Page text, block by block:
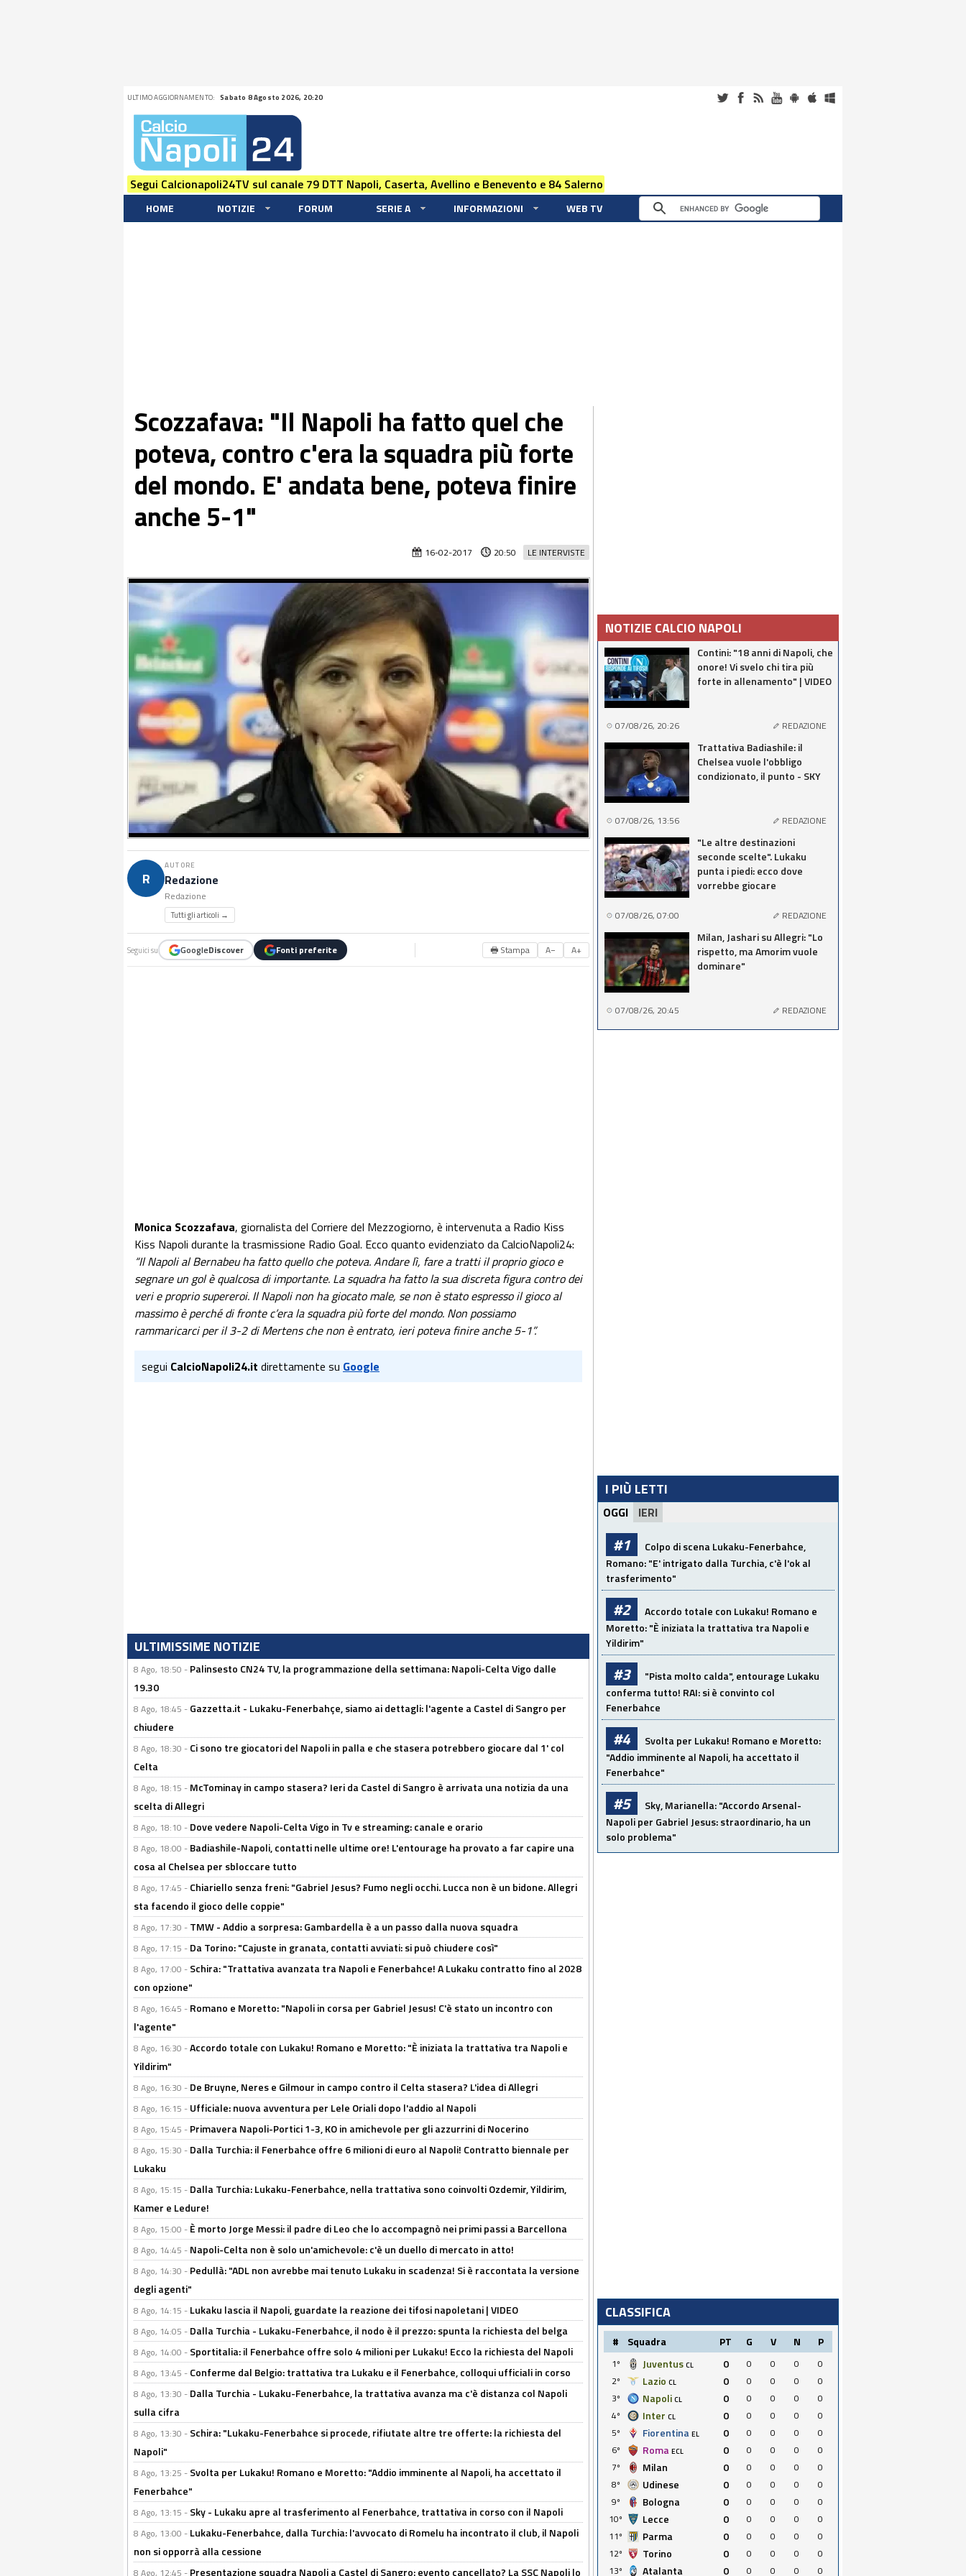
ULTIMO AGGIORNAMENTO: Sabato 8 Agosto 2026, 20:20
Segui Calcionapoli24TV sul canale 79 DTT Napoli, Caserta, Avellino e Benevento e 84 Salerno
HOME NOTIZIE FORUM SERIE A INFORMAZIONI WEB TV
Scozzafava: "Il Napoli ha fatto quel che
poteva, contro c'era la squadra più forte
del mondo. E' andata bene, poteva finire
anche 5-1"
LE INTERVISTE
16-02-2017 20:50
R
AUTORE
Redazione
Redazione
Tutti gli articoli →
Seguici su GoogleDiscover Fonti preferite 🖶 Stampa A− A+
Monica Scozzafava, giornalista del Corriere del Mezzogiorno, è intervenuta a Radio Kiss
Kiss Napoli durante la trasmissione Radio Goal. Ecco quanto evidenziato da CalcioNapoli24:
“Il Napoli al Bernabeu ha fatto quello che poteva. Andare lì, fare a tratti il proprio gioco e
segnare un gol è qualcosa di importante. La squadra ha fatto la sua discreta figura contro dei
veri e proprio supereroi. Il Napoli non ha giocato male, se non è stato espresso il gioco al
massimo è perché di fronte c’era la squadra più forte del mondo. Non possiamo
rammaricarci per il 3-2 di Mertens che non è entrato, ieri poteva finire anche 5-1”.
segui CalcioNapoli24.it direttamente su Google
ULTIMISSIME NOTIZIE
8 Ago, 18:50 - Palinsesto CN24 TV, la programmazione della settimana: Napoli-Celta Vigo dalle
19.30
8 Ago, 18:45 - Gazzetta.it - Lukaku-Fenerbahçe, siamo ai dettagli: l'agente a Castel di Sangro per
chiudere
8 Ago, 18:30 - Ci sono tre giocatori del Napoli in palla e che stasera potrebbero giocare dal 1' col
Celta
8 Ago, 18:15 - McTominay in campo stasera? Ieri da Castel di Sangro è arrivata una notizia da una
scelta di Allegri
8 Ago, 18:10 - Dove vedere Napoli-Celta Vigo in Tv e streaming: canale e orario
8 Ago, 18:00 - Badiashile-Napoli, contatti nelle ultime ore! L'entourage ha provato a far capire una
cosa al Chelsea per sbloccare tutto
8 Ago, 17:45 - Chiariello senza freni: "Gabriel Jesus? Fumo negli occhi. Lucca non è un bidone. Allegri
sta facendo il gioco delle coppie"
8 Ago, 17:30 - TMW - Addio a sorpresa: Gambardella è a un passo dalla nuova squadra
8 Ago, 17:15 - Da Torino: "Cajuste in granata, contatti avviati: si può chiudere così"
8 Ago, 17:00 - Schira: "Trattativa avanzata tra Napoli e Fenerbahce! A Lukaku contratto fino al 2028
con opzione"
8 Ago, 16:45 - Romano e Moretto: "Napoli in corsa per Gabriel Jesus! C'è stato un incontro con
l'agente"
8 Ago, 16:30 -Accordo totale con Lukaku! Romano e Moretto: "È iniziata la trattativa tra Napoli e
Yildirim"
8 Ago, 16:30 - De Bruyne, Neres e Gilmour in campo contro il Celta stasera? L'idea di Allegri
8 Ago, 16:15 - Ufficiale: nuova avventura per Lele Oriali dopo l'addio al Napoli
8 Ago, 15:45 - Primavera Napoli-Portici 1-3, KO in amichevole per gli azzurrini di Nocerino
8 Ago, 15:30 - Dalla Turchia: il Fenerbahce offre 6 milioni di euro al Napoli! Contratto biennale per
Lukaku
8 Ago, 15:15 - Dalla Turchia: Lukaku-Fenerbahce, nella trattativa sono coinvolti Ozdemir, Yildirim,
Kamer e Ledure!
8 Ago, 15:00 - È morto Jorge Messi: il padre di Leo che lo accompagnò nei primi passi a Barcellona
8 Ago, 14:45 - Napoli-Celta non è solo un'amichevole: c'è un duello di mercato in atto!
8 Ago, 14:30 - Pedullà: "ADL non avrebbe mai tenuto Lukaku in scadenza! Si è raccontata la versione
degli agenti"
8 Ago, 14:15 - Lukaku lascia il Napoli, guardate la reazione dei tifosi napoletani | VIDEO
8 Ago, 14:05 - Dalla Turchia - Lukaku-Fenerbahce, il nodo è il prezzo: spunta la richiesta del belga
8 Ago, 14:00 - Sportitalia: il Fenerbahce offre solo 4 milioni per Lukaku! Ecco la richiesta del Napoli
8 Ago, 13:45 - Conferme dal Belgio: trattativa tra Lukaku e il Fenerbahce, colloqui ufficiali in corso
8 Ago, 13:30 - Dalla Turchia - Lukaku-Fenerbahce, la trattativa avanza ma c'è distanza col Napoli
sulla cifra
8 Ago, 13:30 - Schira: "Lukaku-Fenerbahce si procede, rifiutate altre tre offerte: la richiesta del
Napoli"
8 Ago, 13:25 - Svolta per Lukaku! Romano e Moretto: "Addio imminente al Napoli, ha accettato il
Fenerbahce"
8 Ago, 13:15 - Sky - Lukaku apre al trasferimento al Fenerbahce, trattativa in corso con il Napoli
8 Ago, 13:00 - Lukaku-Fenerbahce, dalla Turchia: l'avvocato di Romelu ha incontrato il club, il Napoli
non si opporrà alla cessione
8 Ago, 12:45 - Presentazione squadra Napoli a Castel di Sangro: evento cancellato? La SSC Napoli lo
NOTIZIE CALCIO NAPOLI
Contini: "18 anni di Napoli, che
onore! Vi svelo chi tira più
forte in allenamento" | VIDEO
07/08/26, 20:26 REDAZIONE
Trattativa Badiashile: il
Chelsea vuole l'obbligo
condizionato, il punto - SKY
07/08/26, 13:56 REDAZIONE
"Le altre destinazioni
seconde scelte". Lukaku
punta i piedi: ecco dove
vorrebbe giocare
07/08/26, 07:00 REDAZIONE
Milan, Jashari su Allegri: "Lo
rispetto, ma Amorim vuole
dominare"
07/08/26, 20:45 REDAZIONE
I PIÙ LETTI
OGGI IERI
#1
Colpo di scena Lukaku-Fenerbahce,
Romano: "E' intrigato dalla Turchia, c'è l'ok al
trasferimento"
#2
Accordo totale con Lukaku! Romano e
Moretto: "È iniziata la trattativa tra Napoli e
Yildirim"
#3
"Pista molto calda", entourage Lukaku
conferma tutto! RAI: si è convinto col
Fenerbahce
#4
Svolta per Lukaku! Romano e Moretto:
"Addio imminente al Napoli, ha accettato il
Fenerbahce"
#5
Sky, Marianella: "Accordo Arsenal-
Napoli per Gabriel Jesus: straordinario, ha un
solo problema"
CLASSIFICA
# Squadra PT G V N P
1º Juventus CL 0 0 0 0
0
2º
Lazio CL 0 0 0 0
0
3º
Napoli CL 0 0 0 0
0
4º
Inter CL 0 0 0 0
0
5º
Fiorentina EL 0 0 0 0
0
6º
Roma ECL 0 0 0 0
0
7º
Milan 0 0 0 0
0
8º
Udinese 0 0 0 0
0
9º
Bologna 0 0 0 0
0
10º
Lecce 0 0 0 0
0
11º
Parma 0 0 0 0
0
12º
Torino 0 0 0 0
0
13º
Atalanta 0 0 0 0 0